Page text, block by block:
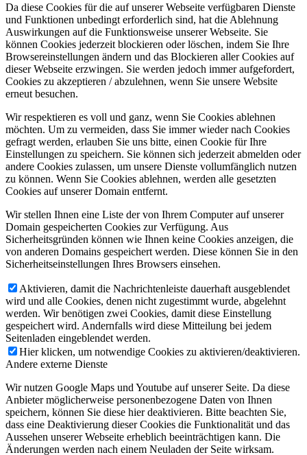
Da diese Cookies für die auf unserer Webseite verfügbaren Dienste
und Funktionen unbedingt erforderlich sind, hat die Ablehnung
Auswirkungen auf die Funktionsweise unserer Webseite. Sie
können Cookies jederzeit blockieren oder löschen, indem Sie Ihre
Browsereinstellungen ändern und das Blockieren aller Cookies auf
dieser Webseite erzwingen. Sie werden jedoch immer aufgefordert,
Cookies zu akzeptieren / abzulehnen, wenn Sie unsere Website
erneut besuchen.
Wir respektieren es voll und ganz, wenn Sie Cookies ablehnen
möchten. Um zu vermeiden, dass Sie immer wieder nach Cookies
gefragt werden, erlauben Sie uns bitte, einen Cookie für Ihre
Einstellungen zu speichern. Sie können sich jederzeit abmelden oder
andere Cookies zulassen, um unsere Dienste vollumfänglich nutzen
zu können. Wenn Sie Cookies ablehnen, werden alle gesetzten
Cookies auf unserer Domain entfernt.
Wir stellen Ihnen eine Liste der von Ihrem Computer auf unserer
Domain gespeicherten Cookies zur Verfügung. Aus
Sicherheitsgründen können wie Ihnen keine Cookies anzeigen, die
von anderen Domains gespeichert werden. Diese können Sie in den
Sicherheitseinstellungen Ihres Browsers einsehen.
Aktivieren, damit die Nachrichtenleiste dauerhaft ausgeblendet
wird und alle Cookies, denen nicht zugestimmt wurde, abgelehnt
werden. Wir benötigen zwei Cookies, damit diese Einstellung
gespeichert wird. Andernfalls wird diese Mitteilung bei jedem
Seitenladen eingeblendet werden.
Hier klicken, um notwendige Cookies zu aktivieren/deaktivieren.
Andere externe Dienste
Wir nutzen Google Maps und Youtube auf unserer Seite. Da diese
Anbieter möglicherweise personenbezogene Daten von Ihnen
speichern, können Sie diese hier deaktivieren. Bitte beachten Sie,
dass eine Deaktivierung dieser Cookies die Funktionalität und das
Aussehen unserer Webseite erheblich beeinträchtigen kann. Die
Änderungen werden nach einem Neuladen der Seite wirksam.